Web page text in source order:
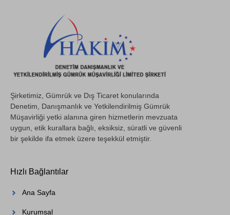
Şirketimiz, Gümrük ve Dış Ticaret konularında
Denetim, Danışmanlık ve Yetkilendirilmiş Gümrük
Müşavirliği yetki alanına giren hizmetlerin mevzuata
uygun, etik kurallara bağlı, eksiksiz, süratli ve güvenli
bir şekilde ifa etmek üzere teşekkül etmiştir.
Hızlı Bağlantılar
Ana Sayfa
Kurumsal